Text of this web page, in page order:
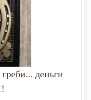
деньги